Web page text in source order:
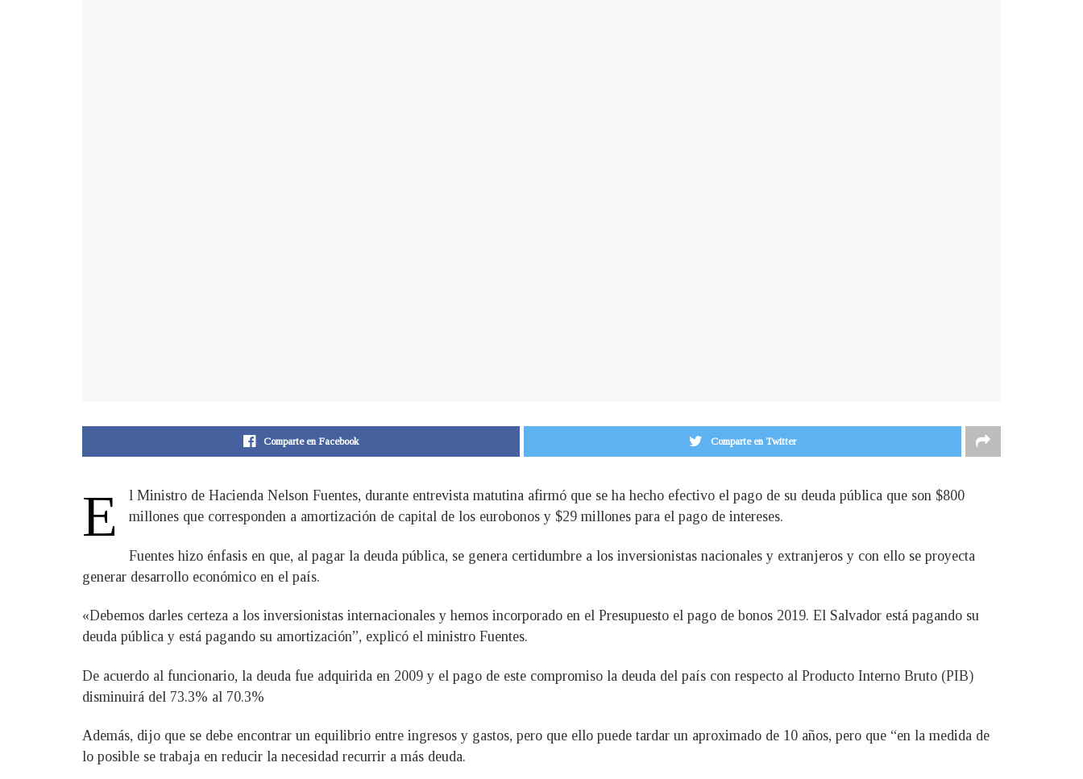
Comparte en Facebook Comparte en Twitter
E
l Ministro de Hacienda Nelson Fuentes, durante entrevista matutina afirmó que se ha hecho efectivo el pago de su deuda pública que son $800
millones que corresponden a amortización de capital de los eurobonos y $29 millones para el pago de intereses.
Fuentes hizo énfasis en que, al pagar la deuda pública, se genera certidumbre a los inversionistas nacionales y extranjeros y con ello se proyecta
generar desarrollo económico en el país.
«Debemos darles certeza a los inversionistas internacionales y hemos incorporado en el Presupuesto el pago de bonos 2019. El Salvador está pagando su
deuda pública y está pagando su amortización”, explicó el ministro Fuentes.
De acuerdo al funcionario, la deuda fue adquirida en 2009 y el pago de este compromiso la deuda del país con respecto al Producto Interno Bruto (PIB)
disminuirá del 73.3% al 70.3%
Además, dijo que se debe encontrar un equilibrio entre ingresos y gastos, pero que ello puede tardar un aproximado de 10 años, pero que “en la medida de
lo posible se trabaja en reducir la necesidad recurrir a más deuda.